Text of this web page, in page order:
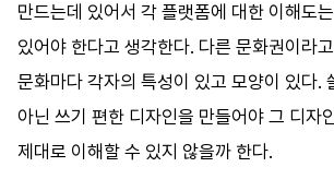
만드는데 있어서 각 플랫폼에 대한 이해도는
있어야 한다고 생각한다. 다른 문화권이라고
문화마다 각자의 특성이 있고 모양이 있다.
아닌 쓰기 편한 디자인을 만들어야 그 디자
제대로 이해할 수 있지 않을까 한다.